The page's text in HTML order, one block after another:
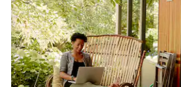
か、画面をタッチまたはスワイプして検索結